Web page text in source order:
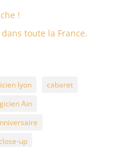
!
toute la France.
lyon
cabaret
Ain
up